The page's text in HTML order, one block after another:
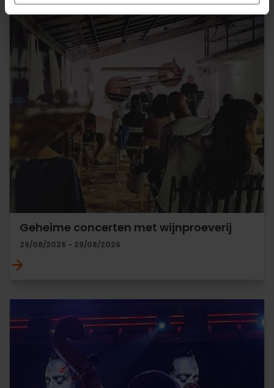
Geheime concerten met wijnproeverij
29/08/2026 - 29/08/2026